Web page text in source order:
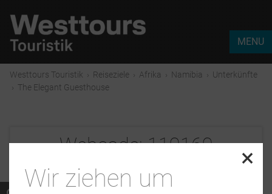
MENU
Westtours Touristik › Reiseziele › Afrika › Namibia › Unterkünfte
› The Elegant Guesthouse
Webcode:119169 ×
Wir ziehen um